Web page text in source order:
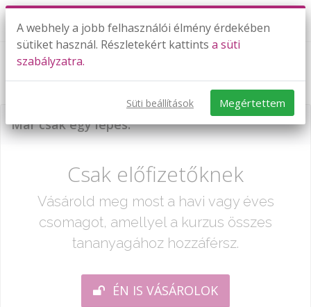
Gyakorló feladatok (deriválás)
Már csak egy lépés:
Csak előfizetőknek
Vásárold meg most a havi vagy éves
csomagot, amellyel a kurzus összes
tananyagához hozzáférsz.
ÉN IS VÁSÁROLOK
A webhely a jobb felhasználói élmény érdekében
sütiket használ. Részletekért kattints a süti
szabályzatra.
Süti beállítások Megértettem